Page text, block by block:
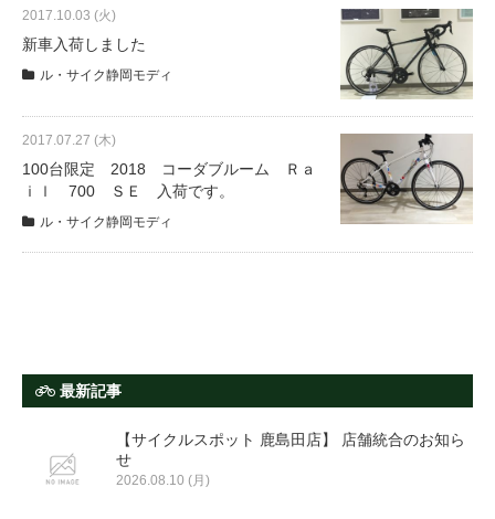
eVita
コンテンツ
店舗ブログ
イベント
メディア
2017.10.03 (火)
新車入荷しました
ル・サイク静岡モディ
2017.07.27 (木)
100台限定 2018 コーダブルーム Ｒａ
ｉｌ 700 ＳＥ 入荷です。
ル・サイク静岡モディ
最新記事
【サイクルスポット 鹿島田店】 店舗統合のお知ら
せ
2026.08.10 (月)